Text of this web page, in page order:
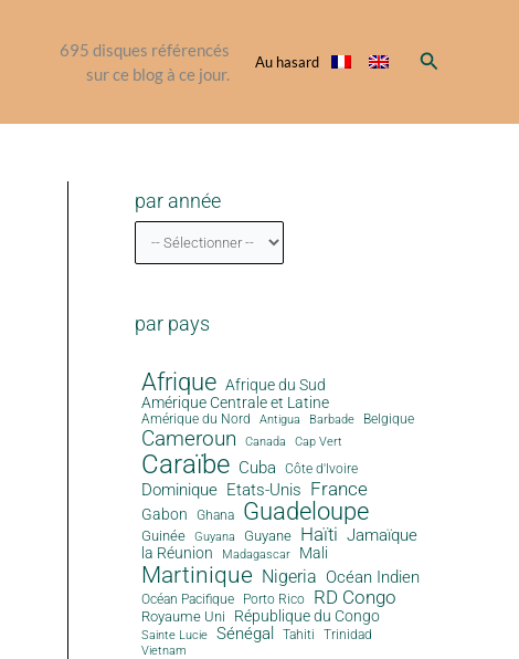
695 disques référencés
sur ce blog à ce jour.
Au hasard Rechercher
par année
par pays
Afrique Afrique du Sud
Amérique Centrale et Latine
Amérique du Nord Antigua Barbade Belgique
Cameroun Canada Cap Vert
Caraïbe Cuba Côte d'Ivoire
Dominique Etats-Unis France
Gabon Ghana Guadeloupe
Guinée Guyana Guyane Haïti Jamaïque
la Réunion Madagascar Mali
Martinique Nigeria Océan Indien
Océan Pacifique Porto Rico RD Congo
Royaume Uni République du Congo
Sainte Lucie Sénégal Tahiti Trinidad
Vietnam